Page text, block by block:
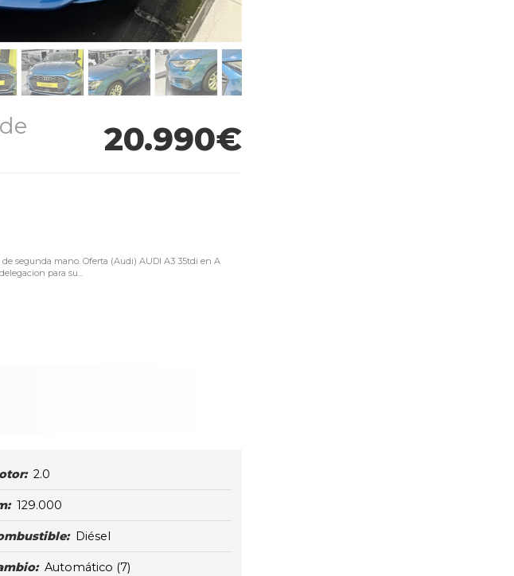
20.990€
segunda mano. Oferta (Audi) AUDI A3 35tdi en A
para su...
2.0
129.000
Diésel
Automático (7)